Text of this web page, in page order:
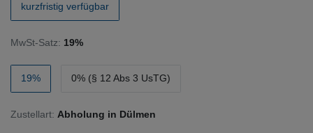
kurzfristig verfügbar
MwSt-Satz: 19%
19% 0% (§ 12 Abs 3 UsTG)
Zustellart: Abholung in Dülmen